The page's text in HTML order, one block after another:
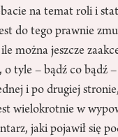
na temat roli i
do tego prawnie
można jeszcze
tyle – bądź co bądź
i po drugiej
wielokrotnie w
jaki pojawił się